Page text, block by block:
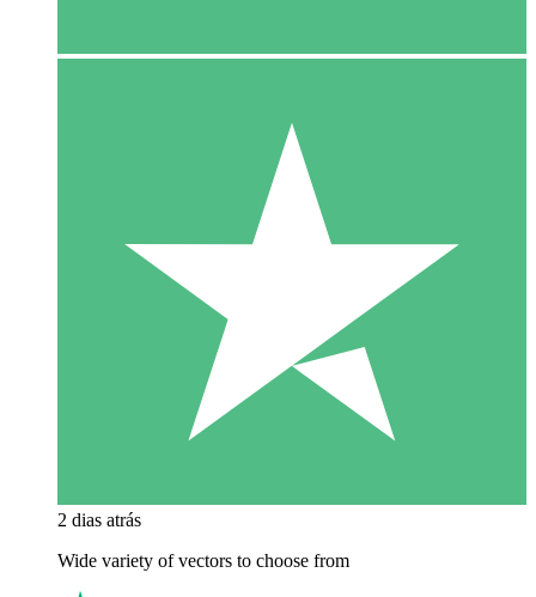
2 dias atrás
Wide variety of vectors to choose from